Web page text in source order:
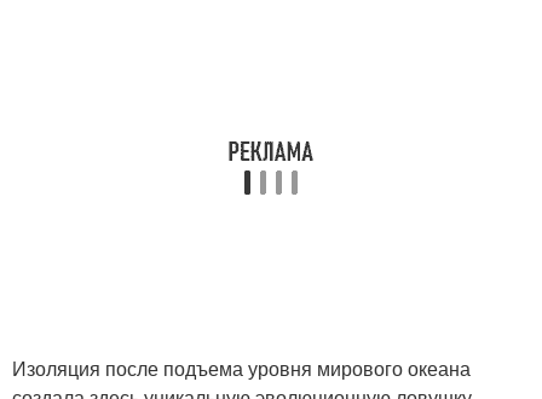
Изоляция после подъема уровня мирового океана